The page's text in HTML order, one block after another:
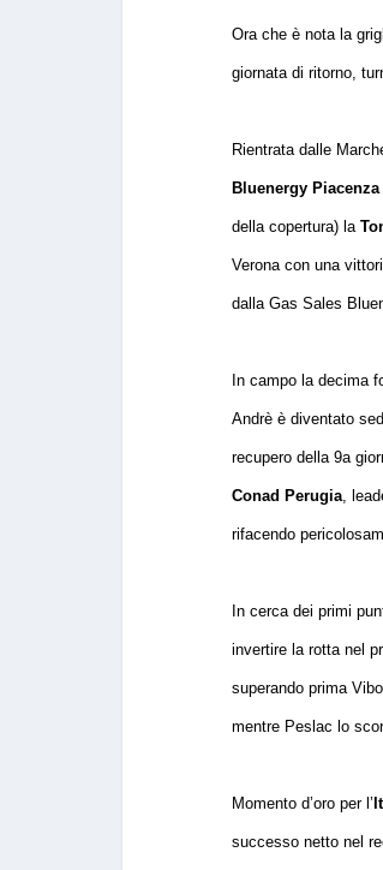
Ora che è nota la
giornata di ritorno,
Rientrata dalle
Bluenergy Piacenza
della copertura) la
Verona con una
dalla Gas Sales
In campo la decima
Andrè è diventato
recupero della 9a
Conad Perugia,
rifacendo
In cerca dei primi
invertire la rotta nel
superando prima
mentre Peslac lo
Momento d’oro per l’
successo netto nel